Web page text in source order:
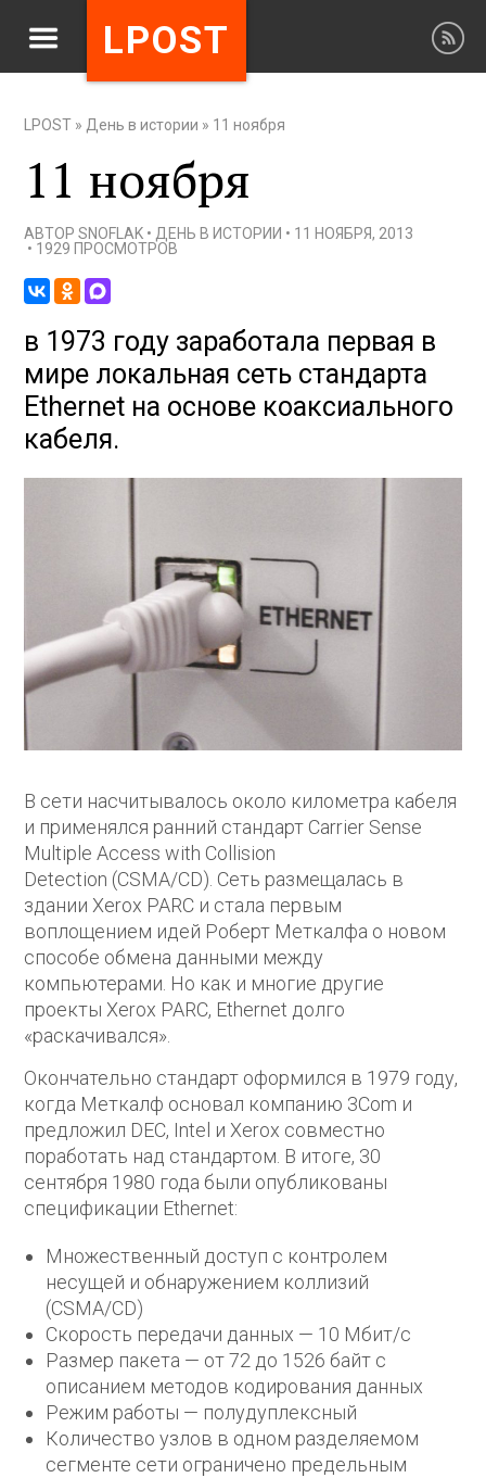
LPOST
LPOST » День в истории » 11 ноября
11 ноября
АВТОРSNOFLAK • ДЕНЬ В ИСТОРИИ • 11 НОЯБРЯ, 2013
• 1929 ПРОСМОТРОВ
в 1973 году заработала первая в
мире локальная сеть стандарта
Ethernet на основе коаксиального
кабеля.
В сети насчитывалось около километра кабеля
и применялся ранний стандарт Carrier Sense
Multiple Access with Collision
Detection (CSMA/CD). Сеть размещалась в
здании Xerox PARC и стала первым
воплощением идей Роберт Меткалфа о новом
способе обмена данными между
компьютерами. Но как и многие другие
проекты Xerox PARC, Ethernet долго
«раскачивался».
Окончательно стандарт оформился в 1979 году,
когда Меткалф основал компанию 3Com и
предложил DEC, Intel и Xerox совместно
поработать над стандартом. В итоге, 30
сентября 1980 года были опубликованы
спецификации Ethernet:
Множественный доступ с контролем
несущей и обнаружением коллизий
(CSMA/CD)
Скорость передачи данных — 10 Мбит/с
Размер пакета — от 72 до 1526 байт с
описанием методов кодирования данных
Режим работы — полудуплексный
Количество узлов в одном разделяемом
сегменте сети ограничено предельным